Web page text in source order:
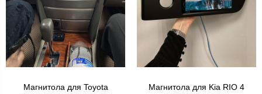
Магнитола для Toyota
Магнитола для Kia RIO 4